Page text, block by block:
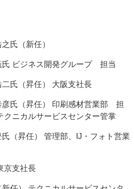
氏（新任）
ビジネス開発グループ 担当
氏（昇任） 大阪支社長
氏（昇任） 印刷感材営業部 担
ニカルサービスセンター管掌
（昇任） 管理部、IJ・フォト営業
京支社長